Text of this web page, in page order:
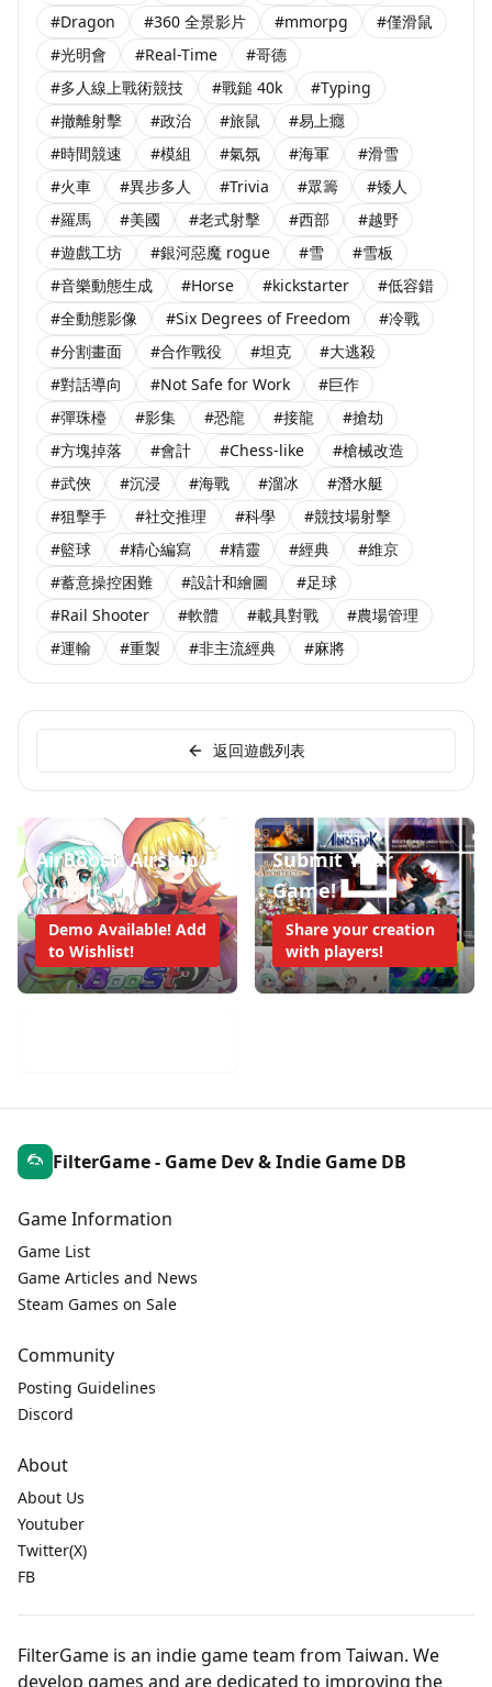
#Dragon
#360 全景影片 #mmorpg
#僅滑鼠
#光明會
#Real-Time
#哥德
#多人線上戰術競技
#戰鎚 40k
#Typing
#撤離射擊
#政治 #旅鼠
#易上癮
#時間競速
#模組 #氣氛 #海軍
#滑雪
#火車
#異步多人 #Trivia #眾籌
#矮人
#羅馬
#美國 #老式射擊 #西部
#越野
#遊戲工坊
#銀河惡魔 rogue #雪
#雪板
#音樂動態生成
#Horse #kickstarter
#低容錯
#全動態影像
#Six Degrees of Freedom
#冷戰
#分割畫面
#合作戰役 #坦克
#大逃殺
#對話導向
#Not Safe for Work
#巨作
#彈珠檯
#影集 #恐龍 #接龍
#搶劫
#方塊掉落
#會計 #Chess-like
#槍械改造
#武俠
#沉浸 #海戰 #溜冰
#潛水艇
#狙擊手
#社交推理 #科學
#競技場射擊
#籃球
#精心編寫 #精靈 #經典
#維京
#蓄意操控困難
#設計和繪圖
#足球
#Rail Shooter
#軟體 #載具對戰
#農場管理
#運輸
#重製 #非主流經典 #麻將
返回遊戲列表
AirBoost: Airship
Knight
Demo Available! Add
to Wishlist!
Submit Your
Game!
Share your creation
with players!
FilterGame - Game Dev & Indie Game DB
Game Information
Game List
Game Articles and News
Steam Games on Sale
Community
Posting Guidelines
Discord
About
About Us
Youtuber
Twitter(X)
FB
FilterGame is an indie game team from Taiwan. We
develop games and are dedicated to improving the